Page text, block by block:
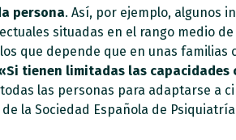
persona. Así, por ejemplo, algunos
situadas en el rango medio
que depende que en unas familias
tienen limitadas las capacidades
las personas para adaptarse a
la Sociedad Española de Psiquiatría